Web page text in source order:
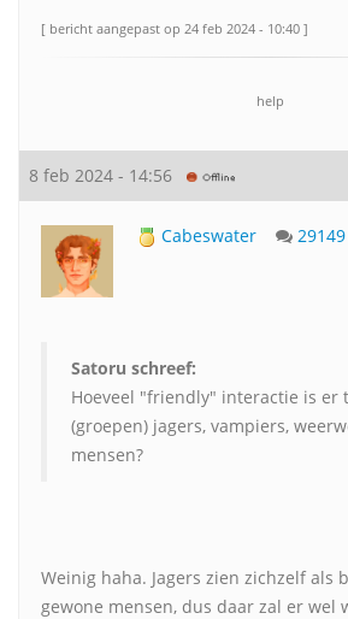
[ bericht aangepast op 24 feb 2024 - 10:40 ]
help
8 feb 2024 - 14:56
Cabeswater 29149
Satoru schreef:
Hoeveel "friendly" interactie is er
(groepen) jagers, vampiers,
mensen?
Weinig haha. Jagers zien zichzelf als
gewone mensen, dus daar zal er wel